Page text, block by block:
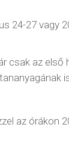
24-27 vagy
csak az első
az órákon